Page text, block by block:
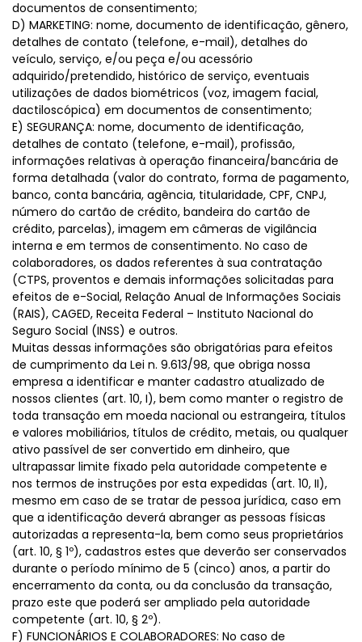
documentos de consentimento;
D) MARKETING: nome, documento de identificação, gênero,
detalhes de contato (telefone, e-mail), detalhes do
veículo, serviço, e/ou peça e/ou acessório
adquirido/pretendido, histórico de serviço, eventuais
utilizações de dados biométricos (voz, imagem facial,
dactiloscópica) em documentos de consentimento;
E) SEGURANÇA: nome, documento de identificação,
detalhes de contato (telefone, e-mail), profissão,
informações relativas à operação financeira/bancária de
forma detalhada (valor do contrato, forma de pagamento,
banco, conta bancária, agência, titularidade, CPF, CNPJ,
número do cartão de crédito, bandeira do cartão de
crédito, parcelas), imagem em câmeras de vigilância
interna e em termos de consentimento. No caso de
colaboradores, os dados referentes à sua contratação
(CTPS, proventos e demais informações solicitadas para
efeitos de e-Social, Relação Anual de Informações Sociais
(RAIS), CAGED, Receita Federal – Instituto Nacional do
Seguro Social (INSS) e outros.
Muitas dessas informações são obrigatórias para efeitos
de cumprimento da Lei n. 9.613/98, que obriga nossa
empresa a identificar e manter cadastro atualizado de
nossos clientes (art. 10, I), bem como manter o registro de
toda transação em moeda nacional ou estrangeira, títulos
e valores mobiliários, títulos de crédito, metais, ou qualquer
ativo passível de ser convertido em dinheiro, que
ultrapassar limite fixado pela autoridade competente e
nos termos de instruções por esta expedidas (art. 10, II),
mesmo em caso de se tratar de pessoa jurídica, caso em
que a identificação deverá abranger as pessoas físicas
autorizadas a representa-la, bem como seus proprietários
(art. 10, § 1º), cadastros estes que deverão ser conservados
durante o período mínimo de 5 (cinco) anos, a partir do
encerramento da conta, ou da conclusão da transação,
prazo este que poderá ser ampliado pela autoridade
competente (art. 10, § 2º).
F) FUNCIONÁRIOS E COLABORADORES: No caso de